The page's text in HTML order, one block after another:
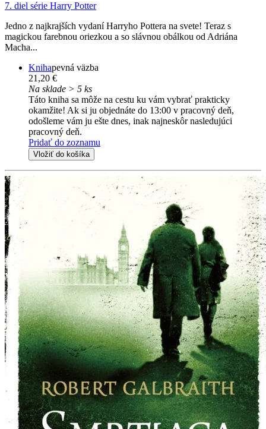
7. diel série Harry Potter
Jedno z najkrajších vydaní Harryho Pottera na svete! Teraz s
magickou farebnou oriezkou a so slávnou obálkou od Adriána
Macha...
Knihapevná väzba
21,20 €
Na sklade > 5 ks
Táto kniha sa môže na cestu ku vám vybrať prakticky
okamžite! Ak si ju objednáte do 13:00 v pracovný deň,
odošleme vám ju ešte dnes, inak najneskôr nasledujúci
pracovný deň.
Pridať do zoznamu
Vložiť do košíka